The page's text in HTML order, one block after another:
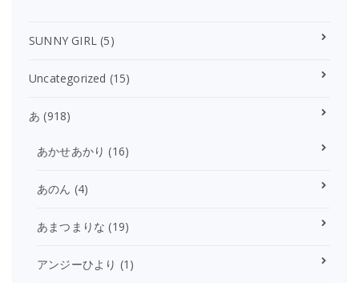
SUNNY GIRL (5)
Uncategorized (15)
あ (918)
あかせあかり (16)
あのん (4)
あまつまりな (19)
アンジーひより (1)